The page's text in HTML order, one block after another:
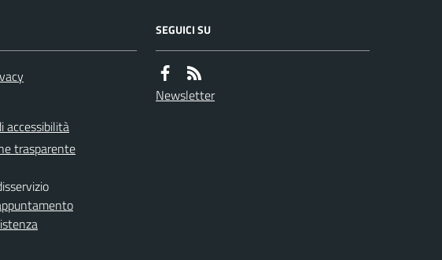
accessibilità
trasparente
SEGUICI SU
Newsletter